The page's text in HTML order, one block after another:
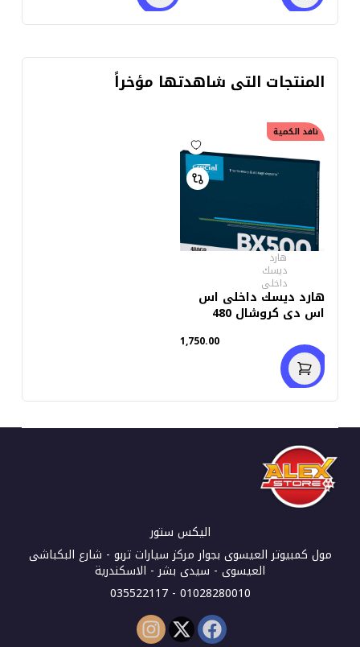
المنتجات التى شاهدتها مؤخراً
نافد الكمية
هارد
ديسك
داخلى
هارد ديسك داخلى اس
اس دى كروشال 480
1,750.00
اليكس ستور
مول كمبيوتر العيسوى بجوار مركز سيارات تربو - شارع البكباشى
العيسوى - سيدى بشر - الاسكندرية
01028280010 - 035522117